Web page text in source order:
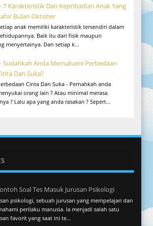
7 Karakteristik Dan Kepribadian Anak Yang
Bulan Oktober
anak memiliki karakteristik tersendiri dalam
Baik itu dari fisik maupun
menyertainya. Dan setiap k...
Sudahkah Anda Memahami Perbedaan
Dan Suka?
Cinta Dan Suka - Pernahkah anda
orang lain ? Atau minimal merasa
? Lalu apa yang anda rasakan ? Sepert...
Soal Tes Masuk Jurusan Psikologi
psikologi, sebuah jurusan yang mempelajari dan
perilaku manusia. Ia menjadi salah satu
favorit yang saat ini te...